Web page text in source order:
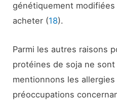
génétiquement
acheter (18).
Parmi les autres raisons
protéines de soja ne
mentionnons les
préoccupations